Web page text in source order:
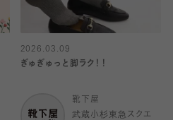
2026.03.09
ぎゅぎゅっと脚ラク！！
靴下屋
武蔵小杉東急スクエ